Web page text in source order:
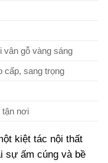
vân gỗ vàng sáng
cấp, sang trọng
tận nơi
kiệt tác nội thất
sự ấm cúng và bề